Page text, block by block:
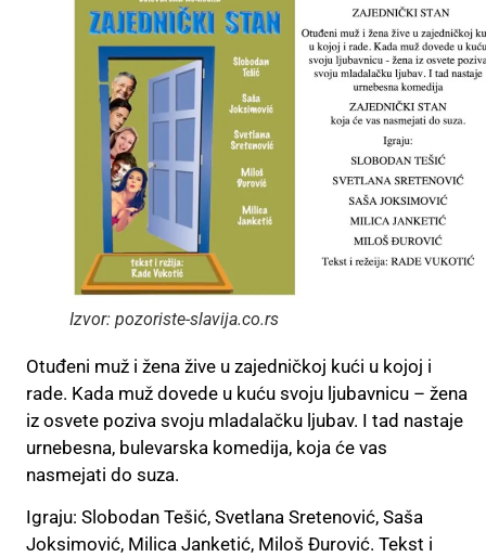
Izvor: pozoriste-slavija.co.rs
Otuđeni muž i žena žive u zajedničkoj kući u kojoj i
rade. Kada muž dovede u kuću svoju ljubavnicu – žena
iz osvete poziva svoju mladalačku ljubav. I tad nastaje
urnebesna, bulevarska komedija, koja će vas
nasmejati do suza.
Igraju: Slobodan Tešić, Svetlana Sretenović, Saša
Joksimović, Milica Janketić, Miloš Đurović. Tekst i